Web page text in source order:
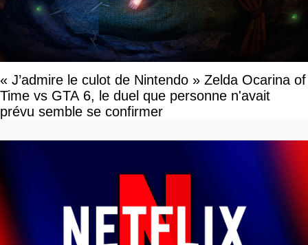
« J’admire le culot de Nintendo » Zelda Ocarina of
Time vs GTA 6, le duel que personne n'avait
prévu semble se confirmer